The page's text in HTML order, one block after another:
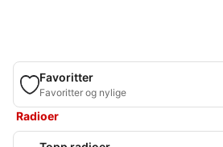
Favoritter
Favoritter og nylige
Radioer